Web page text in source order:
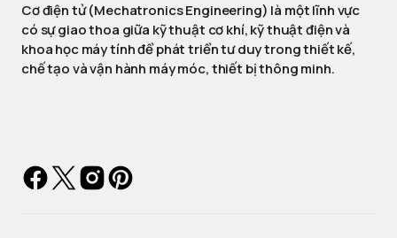
Cơ điện tử (Mechatronics Engineering) là một lĩnh vực
có sự giao thoa giữa kỹ thuật cơ khí, kỹ thuật điện và
khoa học máy tính để phát triển tư duy trong thiết kế,
chế tạo và vận hành máy móc, thiết bị thông minh.